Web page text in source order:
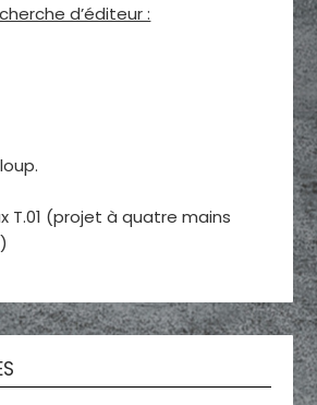
d’éditeur :
T.01 (projet à quatre mains